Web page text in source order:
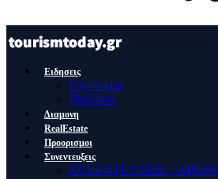
Ειδησεις
Οικονομια
Πολιτικη
Διαμονη
RealEstate
Προορισμοι
Συνεντευξεις
ΣΥΝΕΝΤΕΥΞΕΙΣ – ΑΡΘΡΑ